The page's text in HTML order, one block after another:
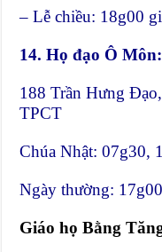
– Lễ chiều: 18g00
14. Họ đạo Ô Môn:
188 Trần Hưng
TPCT
Chúa Nhật:
Ngày thường:
Giáo họ Bằng